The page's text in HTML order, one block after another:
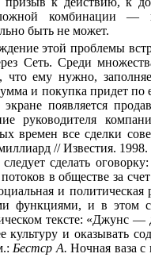
комбинации —
быть не может.
этой проблемы
Сеть. Среди
что ему нужно,
и покупка придет по
экране появляется
руководителя
времен все сделки
// Известия. 1998.
следует сделать
в обществе за
и
функциями, и в этом
тексте: «Джунс —
культуру и оказывать
Бестср А.Ночная ваза